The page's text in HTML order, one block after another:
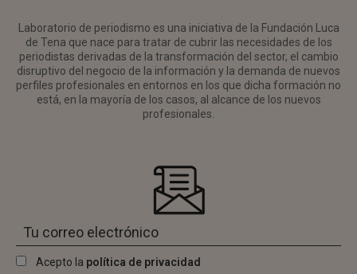
Laboratorio de periodismo es una iniciativa de la Fundación Luca
de Tena que nace para tratar de cubrir las necesidades de los
periodistas derivadas de la transformación del sector, el cambio
disruptivo del negocio de la información y la demanda de nuevos
perfiles profesionales en entornos en los que dicha formación no
está, en la mayoría de los casos, al alcance de los nuevos
profesionales.
Acepto la política de privacidad